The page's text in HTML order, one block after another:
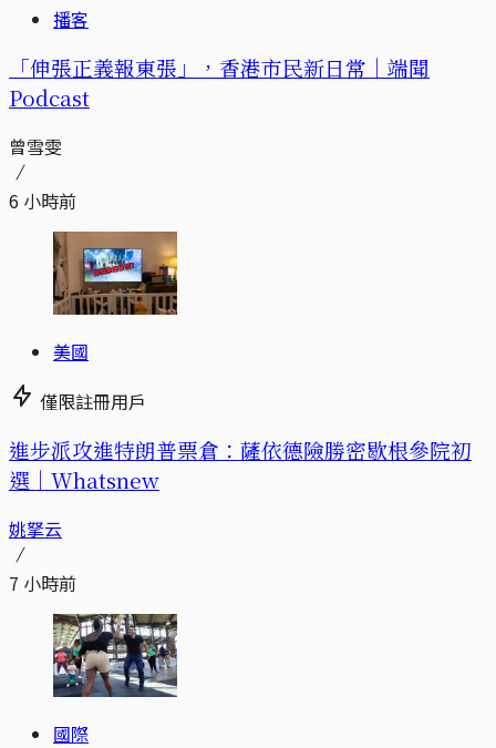
播客
「伸張正義報東張」，香港市民新日常｜端聞
Podcast
曾雪雯
6 小時前
美國
僅限註冊用戶
進步派攻進特朗普票倉：薩依德險勝密歇根參院初
選｜Whatsnew
姚拏云
7 小時前
國際